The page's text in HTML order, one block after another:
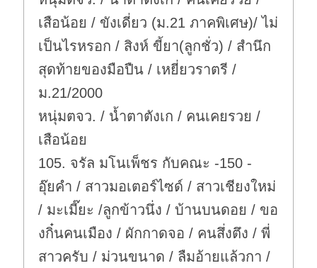
เสือน้อย / ขังเดี่ยว (ม.21 ภาคพิเศษ)/ ไม่
เป็นไรหรอก / สิงห์ ขี้ยา(ลูกชั่ว) / สำนึก
สุดท้ายของมือปืน / เหยี่ยวราตรี /
ม.21/2000
หนุ่มตจว. / น้ำตาตังเก / คนเคยรวย /
เสือน้อย
105. จรัล มโนเพ็ชร กับคณะ -150 -
อุ๊ยคำ / สาวมอเตอร์ไซด์ / สาวเชียงใหม่
/ มะเมี๊ยะ /ลูกข้าวนึ่ง / บ้านบนดอย / ขอ
งกิ๋นคนเมือง / ผักกาดจอ / คนสึ่งตึง / พี่
สาวครับ / ม่วนขนาด / ลืมอ้ายแล้วกา /